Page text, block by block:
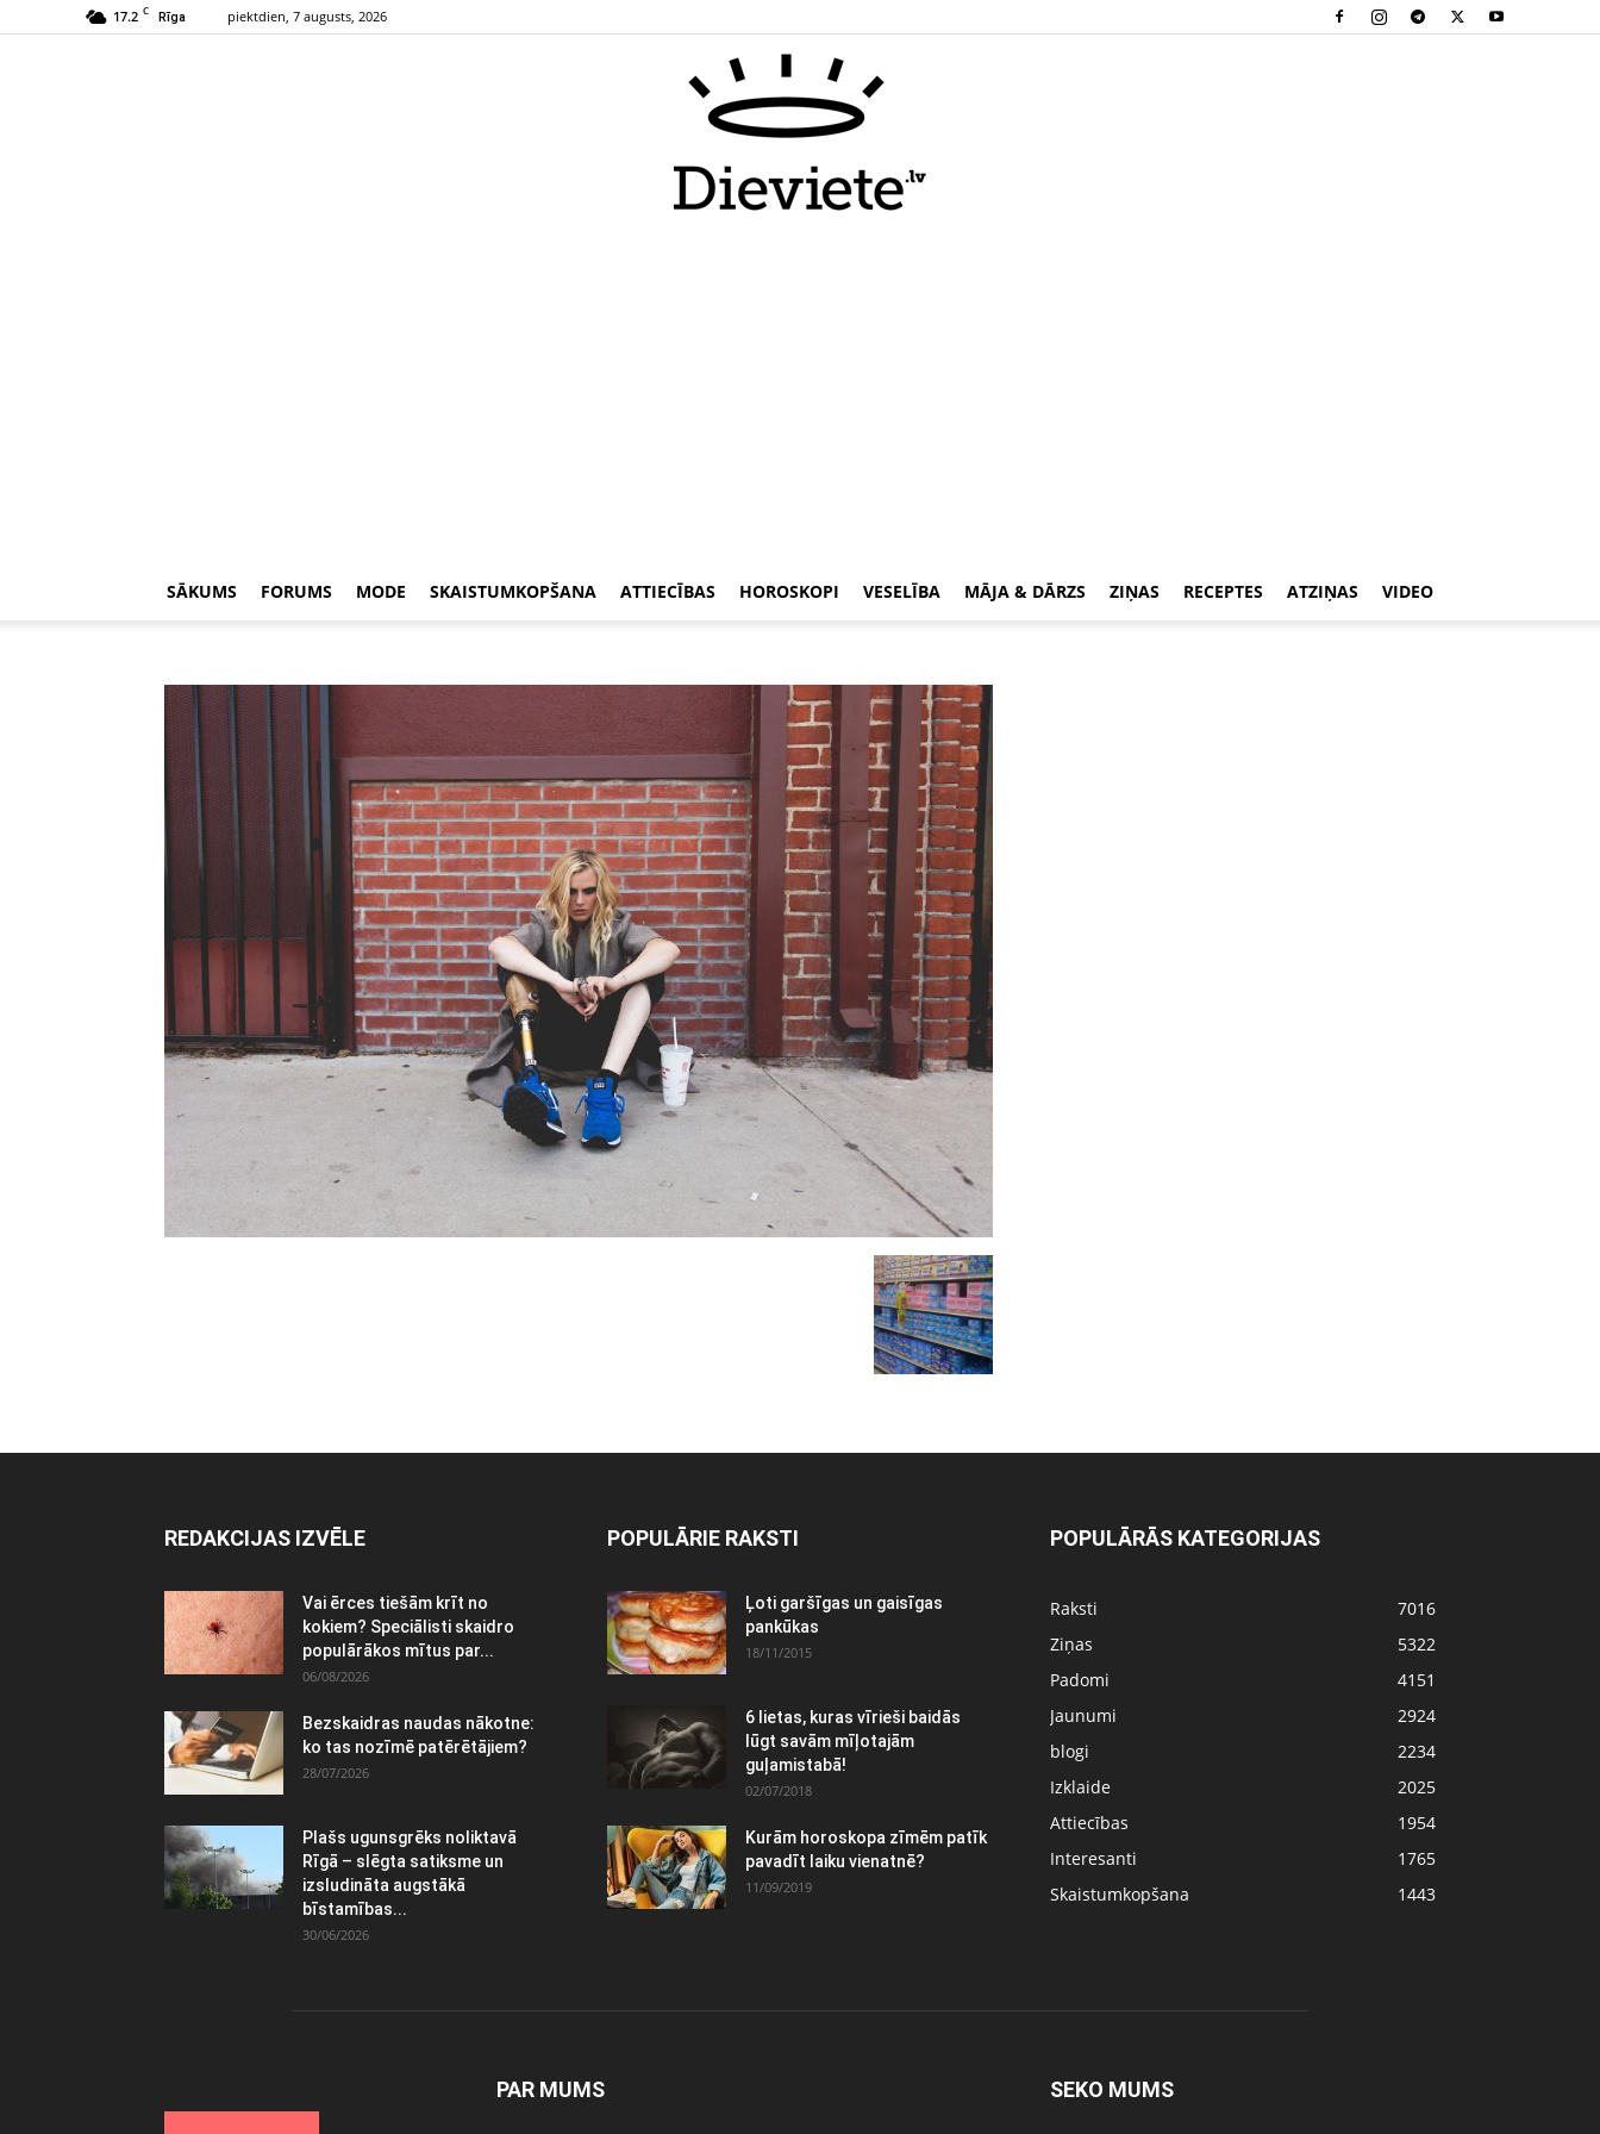
17.2 C Rīga piektdien, 7 augusts, 2026
SĀKUMS FORUMS MODE SKAISTUMKOPŠANA ATTIECĪBAS HOROSKOPI VESELĪBA MĀJA & DĀRZS ZIŅAS RECEPTES ATZIŅAS VIDEO
REDAKCIJAS IZVĒLE
Vai ērces tiešām krīt no
kokiem? Speciālisti skaidro
populārākos mītus par...
06/08/2026
Bezskaidras naudas nākotne:
ko tas nozīmē patērētājiem?
28/07/2026
Plašs ugunsgrēks noliktavā
Rīgā – slēgta satiksme un
izsludināta augstākā
bīstamības...
30/06/2026
POPULĀRIE RAKSTI
Ļoti garšīgas un gaisīgas
pankūkas
18/11/2015
6 lietas, kuras vīrieši baidās
lūgt savām mīļotajām
guļamistabā!
02/07/2018
Kurām horoskopa zīmēm patīk
pavadīt laiku vienatnē?
11/09/2019
POPULĀRĀS KATEGORIJAS
Raksti
7016
Ziņas
5322
Padomi
4151
Jaunumi
2924
blogi
2234
Izklaide
2025
Attiecības
1954
Interesanti
1765
Skaistumkopšana
1443
PAR MUMS SEKO MUMS